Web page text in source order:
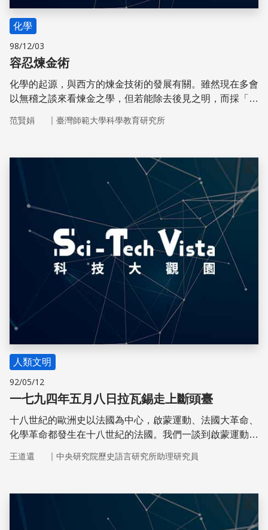
化學
98/12/03
容忍煉金術
化學的起源，與西方的煉金技術的發展有關。雖然現在多會
以無稽之談來看煉金之學，但若能除去後見之明，而採「莫
其中找到鏡鑑之處。
范賢娟 ｜ 臺灣師範大學科學教育研究所
儲存
人類文明
92/05/12
一七九四年五月八日拉瓦錫走上斷頭臺
十八世紀的歐洲史以法國為中心，啟蒙運動、法國大革命、
化學革命都發生在十八世紀的法國。我們一談到啟蒙運動，
王道還 ｜ 中央研究院歷史語言研究所助理研究員
儲存